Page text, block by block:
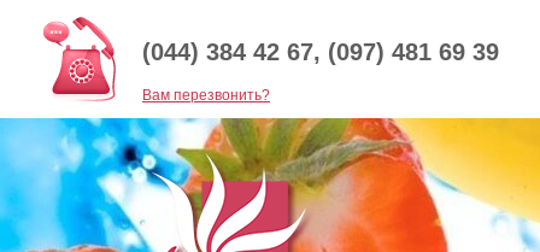
(044) 384 42 67, (097) 481 69 39
Baм перезвонить?